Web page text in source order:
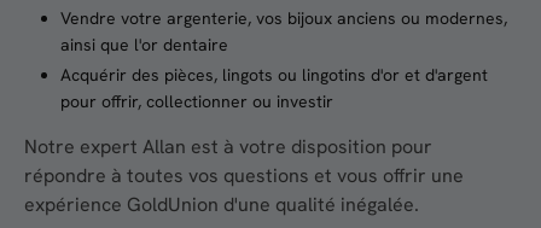
Vendre votre argenterie, vos bijoux anciens ou modernes,
ainsi que l'or dentaire
Acquérir des pièces, lingots ou lingotins d'or et d'argent
pour offrir, collectionner ou investir
Notre expert Allan est à votre disposition pour
répondre à toutes vos questions et vous offrir une
expérience GoldUnion d'une qualité inégalée.